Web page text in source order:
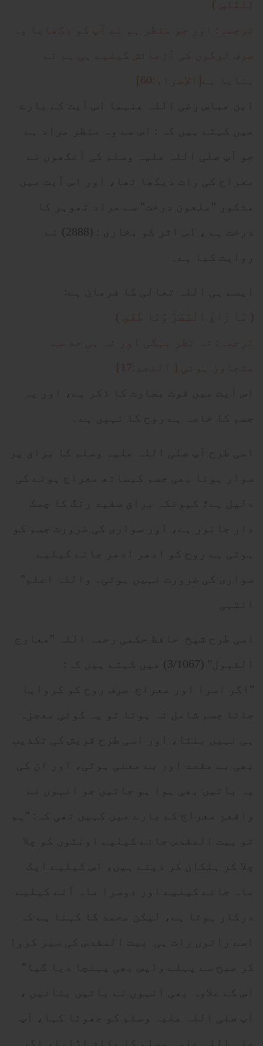
لِلنَّاسِ )
ترجمہ: اور جو منظر ہم نے آپ کو دکھایا وہ
صرف لوگوں کی آزمائش کیلیے ہی ہم نے
بنایا ہے[الإسراء:60]
ابن عباس رضی اللہ عنہما اس آیت کے بارے
میں کہتے ہیں کہ : اس سے وہ منظر مراد ہے
جو آپ صلی اللہ علیہ وسلم کی آنکھوں نے
معراج کی رات دیکھا تھا، اور اس آیت میں
مذکور "ملعون درخت" سے مراد تھوہر کا
درخت ہے ، اس اثر کو بخاری : (2888) نے
روایت کیا ہے۔
ایسے ہی اللہ تعالی کا فرمان ہے:
( مَا زَاغَ الْبَصَرُ وَمَا طَغَى )
ترجمہ: نہ نظر بہکی اور نہ ہی حد سے
متجاوز ہوئی [ النجم:17]
اس آیت میں قوت بصارت کا ذکر ہے، اور یہ
جسم کا خاصہ ہے روح کا نہیں ہے۔
اسی طرح آپ صلی اللہ علیہ وسلم کا براق پر
سوار ہونا بھی جسم کیساتھ معراج ہونے کی
دلیل ہے؛ کیونکہ براق سفید رنگ کا چمک
دار جانور ہے، اور سواری کی ضرورت جسم کو
ہوتی ہے روح کو ادھر ادھر جانے کیلیے
سواری کی ضرورت نہیں ہوتی۔ واللہ اعلم"
انتہی
اسی طرح شیخ حافظ حکمی رحمہ اللہ "معارج
القبول" (3/1067) میں کہتے ہیں کہ:
"اگر اسرا اور معراج صرف روح کو کروایا
جاتا جسم شامل نہ ہوتا تو یہ کوئی معجزہ
ہی نہیں بنتا، اور اسی طرح قریش کی تکذیب
بھی بے مقصد اور بے معنی ہوتی، اور ان کی
یہ باتیں بھی ہوا ہو جاتیں جو انہوں نے
واقعۂِ معراج کے بارے میں کہیں تھی کہ: "ہم
تو بیت المقدس جانے کیلیے اونٹوں کو چلا
چلا کر ہلکان کر دیتے ہیں، اس کیلیے ایک
ماہ جانے کیلیے اور دوسرا ماہ آنے کیلیے
درکار ہوتا ہے، لیکن محمد کا کہنا ہے کہ
اسے راتوں رات ہی بیت المقدس کی سیر کروا
کر صبح سے پہلے واپس بھی پہنچا دیا گیا"
اس کے علاوہ بھی انہوں نے باتیں بنائیں ،
آپ صلی اللہ علیہ وسلم کو جھوٹا کہا، آپ
صلی اللہ علیہ وسلم کا مذاق اڑایا، اگر